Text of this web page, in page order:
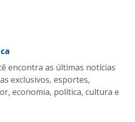
encontra as últimas notícias
exclusivos, esportes,
economia, política, cultura e